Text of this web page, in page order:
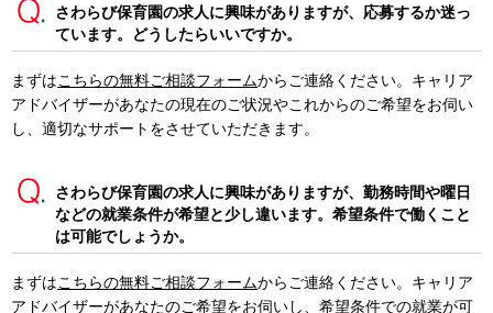
さわらび保育園の求人に興味がありますが、応募するか迷っ
ています。どうしたらいいですか。
まずはこちらの無料ご相談フォームからご連絡ください。キャリア
アドバイザーがあなたの現在のご状況やこれからのご希望をお伺い
し、適切なサポートをさせていただきます。
さわらび保育園の求人に興味がありますが、勤務時間や曜日
などの就業条件が希望と少し違います。希望条件で働くこと
は可能でしょうか。
まずはこちらの無料ご相談フォームからご連絡ください。キャリア
アドバイザーがあなたのご希望をお伺いし、希望条件での就業が可